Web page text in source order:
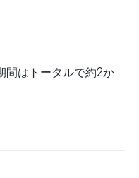
間はトータルで約2か